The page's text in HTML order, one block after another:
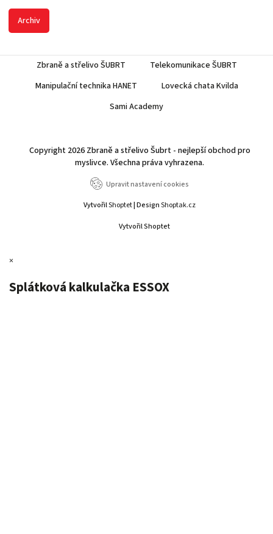
Archiv
Zbraně a střelivo ŠUBRT
Telekomunikace ŠUBRT
Manipulační technika HANET
Lovecká chata Kvilda
Sami Academy
Vytvořil Shoptet
Copyright 2026 Zbraně a střelivo Šubrt - nejlepší obchod pro
myslivce. Všechna práva vyhrazena.
Upravit nastavení cookies
VytvořilShoptet| DesignShoptak.cz
×
Splátková kalkulačka ESSOX